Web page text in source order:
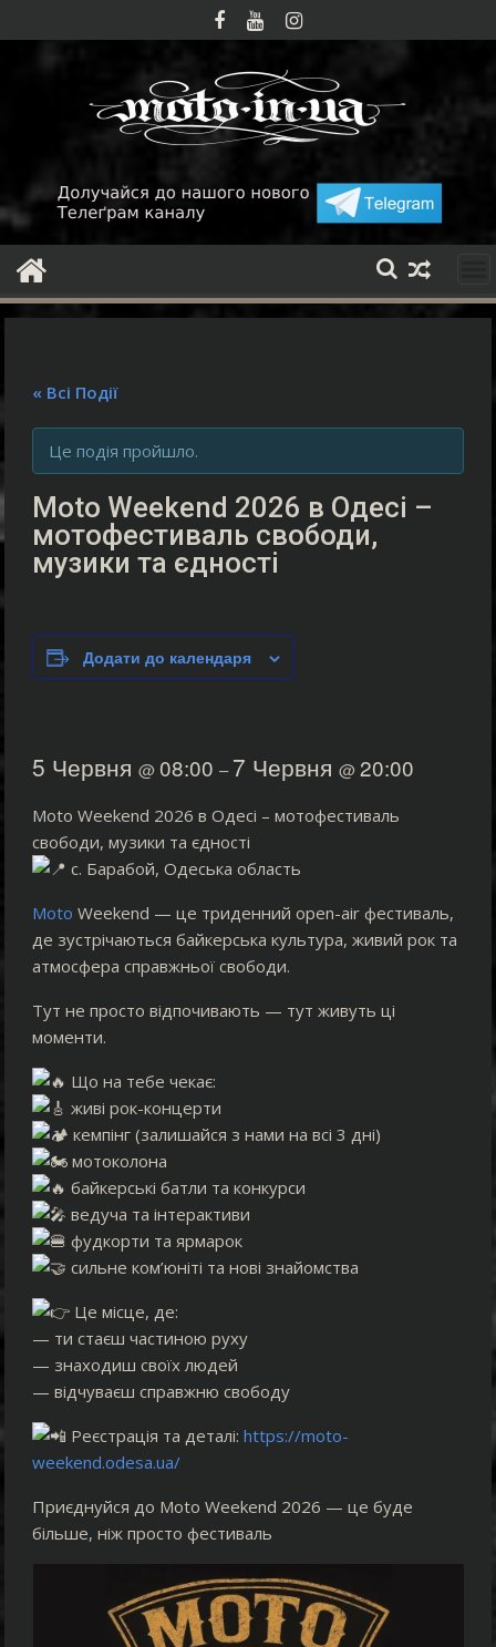
to
« Всі Події
Це подія пройшло.
Moto Weekend 2026 в Одесі –
мотофестиваль свободи,
музики та єдності
Додати до календаря
5 Червня@08:00–7 Червня@20:00
Moto Weekend 2026 в Одесі – мотофестиваль
свободи, музики та єдності
с. Барабой, Одеська область
MotoWeekend — це триденний open-air фестиваль,
де зустрічаються байкерська культура, живий рок та
атмосфера справжньої свободи.
Тут не просто відпочивають — тут живуть ці
моменти.
Що на тебе чекає:
живі рок-концерти
кемпінг (залишайся з нами на всі 3 дні)
мотоколона
байкерські батли та конкурси
ведуча та інтерактиви
фудкорти та ярмарок
сильне ком’юніті та нові знайомства
Це місце, де:
— ти стаєш частиною руху
— знаходиш своїх людей
— відчуваєш справжню свободу
Реєстрація та деталі:https://moto-
weekend.odesa.ua/
Приєднуйся до Moto Weekend 2026 — це буде
більше, ніж просто фестиваль